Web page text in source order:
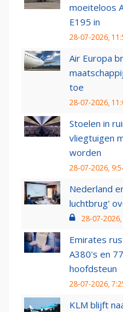
moeiteloos
E195 in
28-07-2026,
Air Europa
toe
28-07-2026,
Stoelen in
vliegtuigen
worden
28-07-2026,
Nederland
luchtbrug'
28-07-
Emirates
A380's en
hoofdsteun
28-07-2026,
KLM blijft